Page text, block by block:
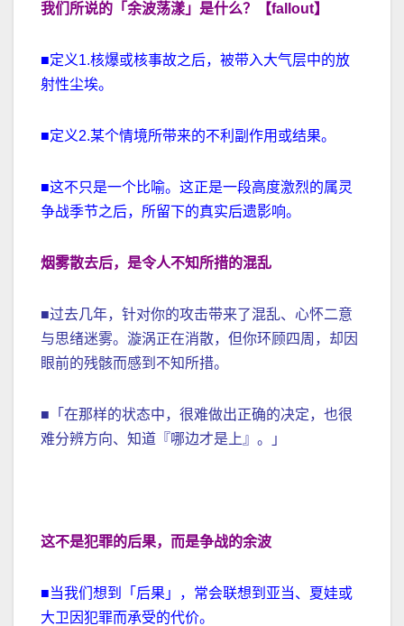
我们所说的「余波荡漾 」是什么？【fallout】
■定义1.核爆或核事故之后，被带入大气层中的放
射性尘埃。
■定义2.某个情境所带来的不利副作用或结果。
■这不只是一个比喻。这正是一段高度激烈的属灵
争战季节之后，所留下的真实后遗影响。
烟雾散去后，是令人不知所措的混乱
■过去几年，针对你的攻击带来了混乱、心怀二意
与思绪迷雾。漩涡正在消散，但你环顾四周，却因
眼前的残骸而感到不知所措。
■「在那样的状态中，很难做出正确的决定，也很
难分辨方向、知道『哪边才是上』。」
这不是犯罪的后果，而是争战的余波
■当我们想到「后果」，常会联想到亚当、夏娃或
大卫因犯罪而承受的代价。